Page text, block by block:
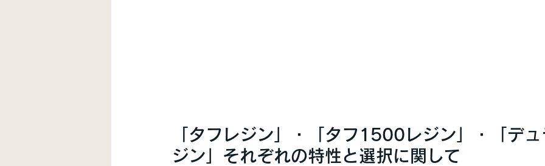
「タフレジン」・「タフ1500レジン」・「デ
ジン」それぞれの特性と選択に関して